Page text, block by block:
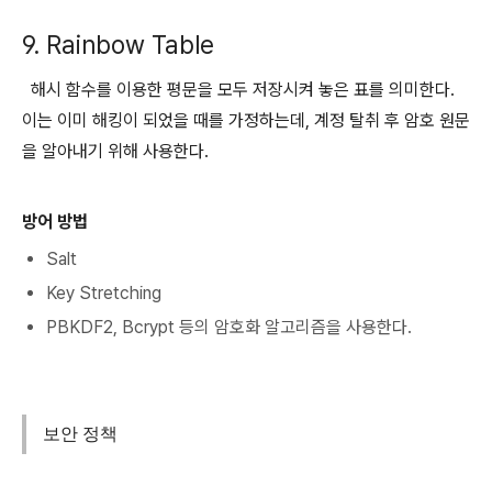
9. Rainbow Table
해시 함수를 이용한 평문을 모두 저장시켜 놓은 표를 의미한다.
이는 이미 해킹이 되었을 때를 가정하는데, 계정 탈취 후 암호 원문
을 알아내기 위해 사용한다.
방어 방법
Salt
Key Stretching
PBKDF2, Bcrypt 등의 암호화 알고리즘을 사용한다.
보안 정책